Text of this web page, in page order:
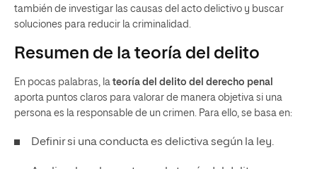
también de investigar las causas del acto delictivo y buscar
soluciones para reducir la criminalidad.
Resumen de la teoría del delito
En pocas palabras, la teoría del delito del derecho penal
aporta puntos claros para valorar de manera objetiva si una
persona es la responsable de un crimen. Para ello, se basa en:
Definir si una conducta es delictiva según la ley.